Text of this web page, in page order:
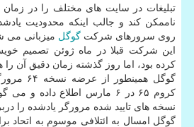
تبلیغات در سایت های مختلف را در زمان
ناممكن كند و جالب اینكه محدودیت
روی سرورهای شركت گوگل میزبانی می
این شركت قبلا در ماه ژوئن تصمیم
كرده بود، اما روز گذشته زمان دقیق آن را
كروم ۶۵ در ۶ مارس اطلاع
نسخه های تایید شده مرورگر یادشده را
گوگل امسال به ائتلافی موسوم به اتحاد